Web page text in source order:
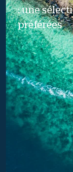
: une
préférées